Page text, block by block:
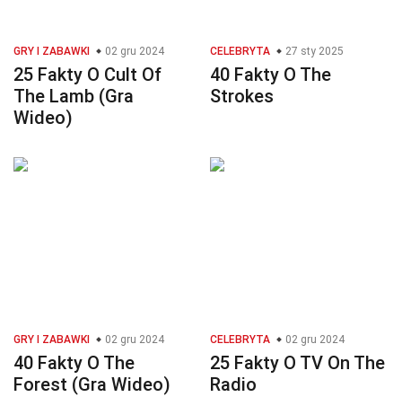
GRY I ZABAWKI 02 gru 2024
25 Fakty O Cult Of
The Lamb (Gra
Wideo)
CELEBRYTA 27 sty 2025
40 Fakty O The
Strokes
GRY I ZABAWKI 02 gru 2024
40 Fakty O The
Forest (Gra Wideo)
CELEBRYTA 02 gru 2024
25 Fakty O TV On The
Radio